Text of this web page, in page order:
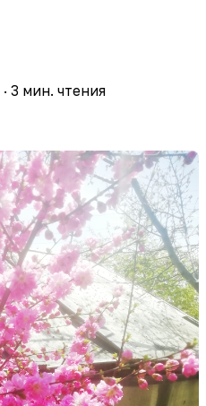
· 3 мин. чтения